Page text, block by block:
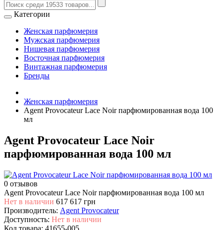
Категории
Женская парфюмерия
Мужская парфюмерия
Нишевая парфюмерия
Восточная парфюмерия
Винтажная парфюмерия
Бренды
Женская парфюмерия
Agent Provocateur Lace Noir парфюмированная вода 100
мл
Agent Provocateur Lace Noir
парфюмированная вода 100 мл
0 отзывов
Agent Provocateur Lace Noir парфюмированная вода 100 мл
Нет в наличии 617 617 грн
Производитель: Agent Provocateur
Доступность: Нет в наличии
Код товара: 41655-005